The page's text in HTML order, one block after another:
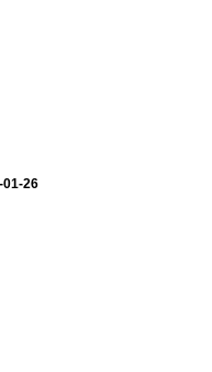
01-26